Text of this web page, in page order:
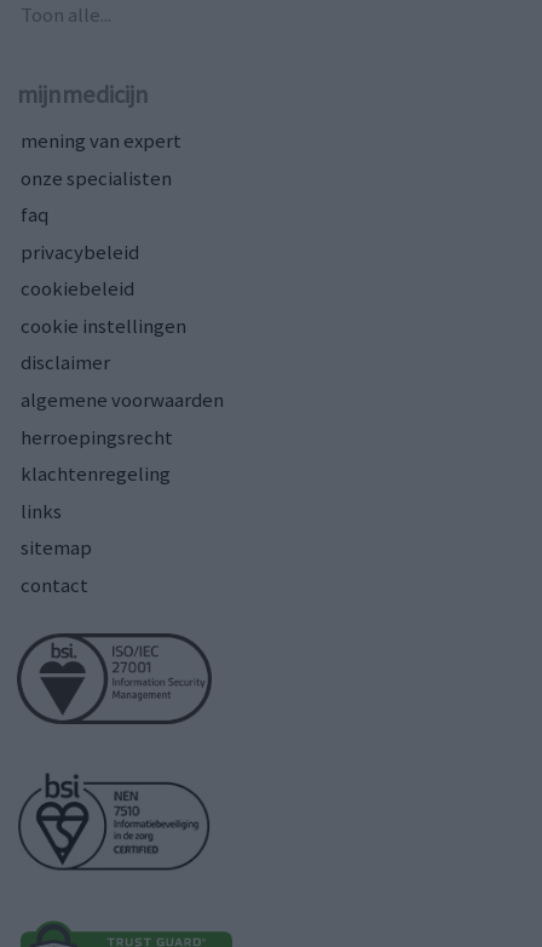
Toon alle...
mijnmedicijn
mening van expert
onze specialisten
faq
privacybeleid
cookiebeleid
cookie instellingen
disclaimer
algemene voorwaarden
herroepingsrecht
klachtenregeling
links
sitemap
contact